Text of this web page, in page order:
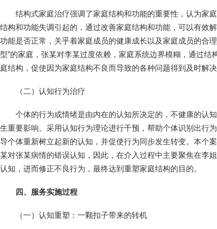
结构式家庭治疗强调了家庭结构和功能的重要性，认为家
结构和功能失调引起的，通过改善家庭结构和功能，可以有效
功能是否正常，关乎着家庭成员的健康成长以及家庭成员的合
型”的家庭，张某对李某过度依赖，家庭系统边界模糊，通过结
庭结构，促使因为家庭结构不良而导致的各种问题得到及时解
（二）认知行为治疗
个体的行为或情绪是由内在的认知所决定的，不健康的认
生重要影响。采用认知行为理论进行干预，帮助个体识别出行
导个体重新树立起新的认知，并促使行为同步发生转变。本个
某对张某病情的错误认知，因此，在介入过程中主要聚焦在李
认知，进而修正不良行为，最终达到重塑家庭结构的目的。
四、服务实施过程
（一）认知重塑：一颗扣子带来的转机